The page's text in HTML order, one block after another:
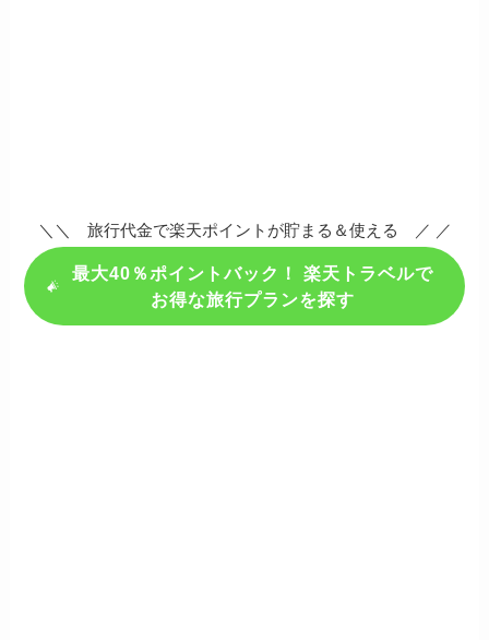
＼＼ 旅行代金で楽天ポイントが貯まる＆使える ／ ／
最大40％ポイントバック！ 楽天トラベルで
お得な旅行プランを探す